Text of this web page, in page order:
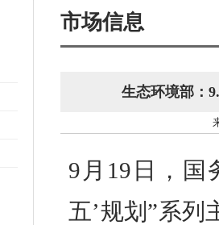
市场信息
生态环境部：
9月19日，国
五’规划”系列